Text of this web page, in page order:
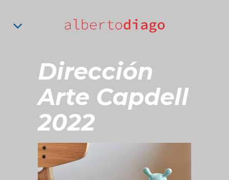
Dirección
Arte Capdell
2022